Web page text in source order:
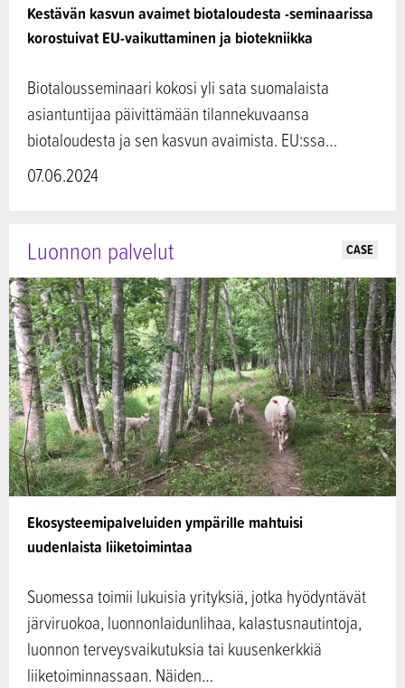
Kestävän kasvun avaimet biotaloudesta -seminaarissa
korostuivat EU-vaikuttaminen ja biotekniikka
Biotalousseminaari kokosi yli sata suomalaista
asiantuntijaa päivittämään tilannekuvaansa
biotaloudesta ja sen kasvun avaimista. EU:ssa…
07.06.2024
Ekosysteemipalveluiden ympärille mahtuisi
uudenlaista liiketoimintaa
Luonnon palvelut CASE
Suomessa toimii lukuisia yrityksiä, jotka hyödyntävät
järviruokoa, luonnonlaidunlihaa, kalastusnautintoja,
luonnon terveysvaikutuksia tai kuusenkerkkiä
liiketoiminnassaan. Näiden…